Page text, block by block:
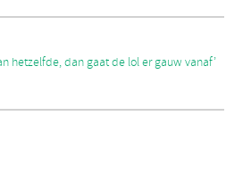
hetzelfde, dan gaat de lol er gauw vanaf’